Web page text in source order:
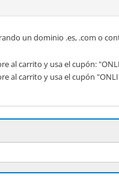
un dominio .es, .com o
al carrito y usa el cupón:
al carrito y usa el cupón